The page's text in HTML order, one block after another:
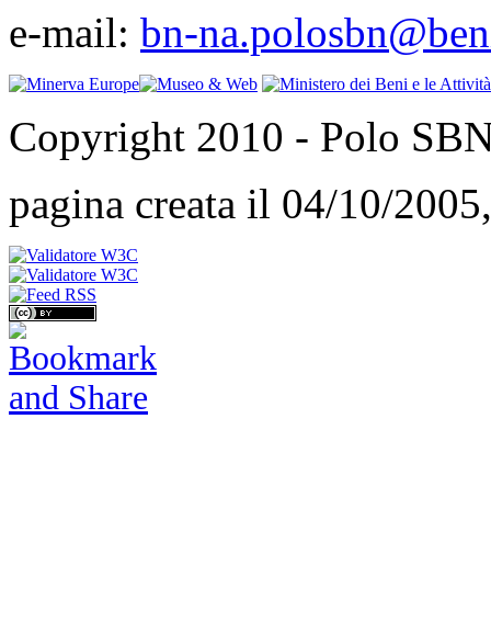
e-mail: bn-
Copyright 2010 - Polo
pagina creata il 04/10/